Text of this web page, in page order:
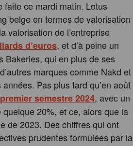
ce mardi matin. Lotus
belge en termes de valorisation
valorisation de l’entreprise
d’euros, et d’à peine un
Bakeries, qui en plus de ses
marques comme Nakd et
Pas plus tard qu’en août
semestre 2024, avec un
20%, et ce, alors que la
de 2023. Des chiffres qui ont
prudentes formulées par la